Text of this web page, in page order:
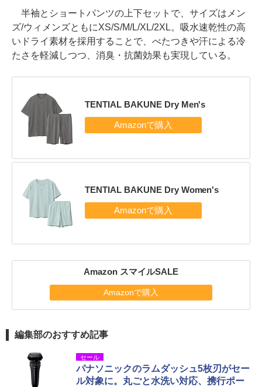
半袖とショートパンツの上下セットで、サイズはメン
ズ/ウィメンズともにXS/S/M/L/XL/2XL。吸水速乾性の高
いドライ素材を採用することで、べたつきや汗による冷
たさを軽減しつつ、消臭・抗菌効果も実現している。
TENTIAL BAKUNE Dry Men's
TENTIAL BAKUNE Dry Women's
Amazon スマイルSALE
Amazonで購入
編集部のおすすめ記事
セール
パナソニックのラムダッシュ5枚刃がセー
ル対象に。丸ごと水洗い対応、携行ポー